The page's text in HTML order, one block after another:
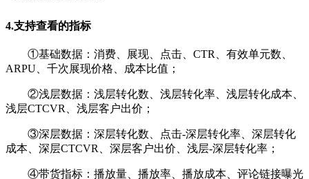
4.支持查看的指标
①基础数据：消费、展现、点击、CTR、有效单元数、
ARPU、千次展现价格、成本比值；
②浅层数据：浅层转化数、浅层转化率、浅层转化成本、
浅层CTCVR、浅层客户出价；
③深层数据：深层转化数、点击-深层转化率、深层转化
成本、深层CTCVR、深层客户出价、浅层-深层转化率；
④带货指标：播放量、播放率、播放成本、评论链接曝光